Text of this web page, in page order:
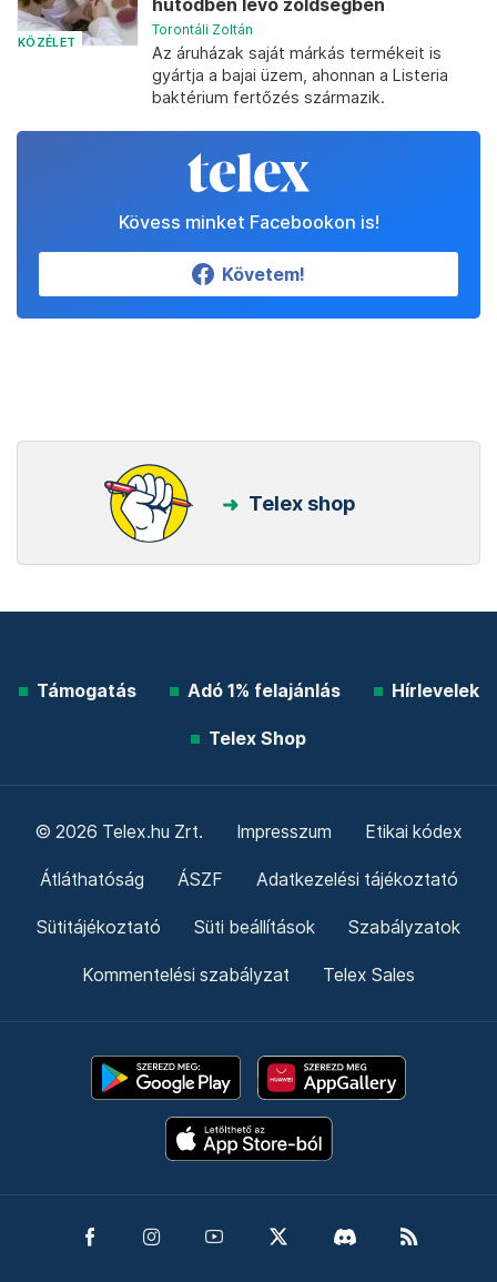
KÖZÉLET
hűtődben lévő zöldségben
Torontáli Zoltán
Az áruházak saját márkás termékeit is
gyártja a bajai üzem, ahonnan a Listeria
baktérium fertőzés származik.
Kövess minket Facebookon is!
Követem!
Telex shop
Támogatás Adó 1% felajánlás Hírlevelek
Telex Shop
© 2026 Telex.hu Zrt. Impresszum Etikai kódex
Átláthatóság ÁSZF Adatkezelési tájékoztató
Sütitájékoztató Süti beállítások Szabályzatok
Kommentelési szabályzat Telex Sales